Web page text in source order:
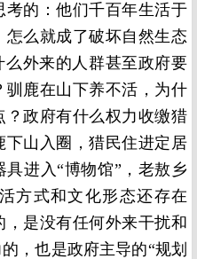
的：他们千百年生活于
么就成了破坏自然生态
么外来的人群甚至政府要
鹿在山下养不活，为什
政府有什么权力收缴猎
下山入圈，猎民住进定居
进入“博物馆”，老敖乡
方式和文化形态还存在
是没有任何外来干扰和
，也是政府主导的“规划